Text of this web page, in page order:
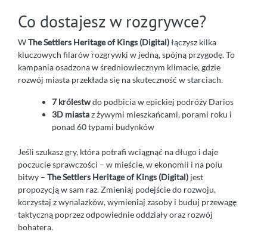
Co dostajesz w rozgrywce?
WThe Settlers Heritage of Kings (Digital)łączysz kilka
kluczowych filarów rozgrywki w jedną, spójną przygodę. To
kampania osadzona w średniowiecznym klimacie, gdzie
rozwój miasta przekłada się na skuteczność w starciach.
7 królestwdo podbicia w epickiej podróży Darios
3D miastaz żywymi mieszkańcami, porami roku i
ponad 60 typami budynków
Jeśli szukasz gry, która potrafi wciągnąć na długo i daje
poczucie sprawczości – w mieście, w ekonomii i na polu
bitwy – The Settlers Heritage of Kings (Digital) jest
propozycją w sam raz. Zmieniaj podejście do rozwoju,
korzystaj z wynalazków, wymieniaj zasoby i buduj przewagę
taktyczną poprzez odpowiednie oddziały oraz rozwój
bohatera.